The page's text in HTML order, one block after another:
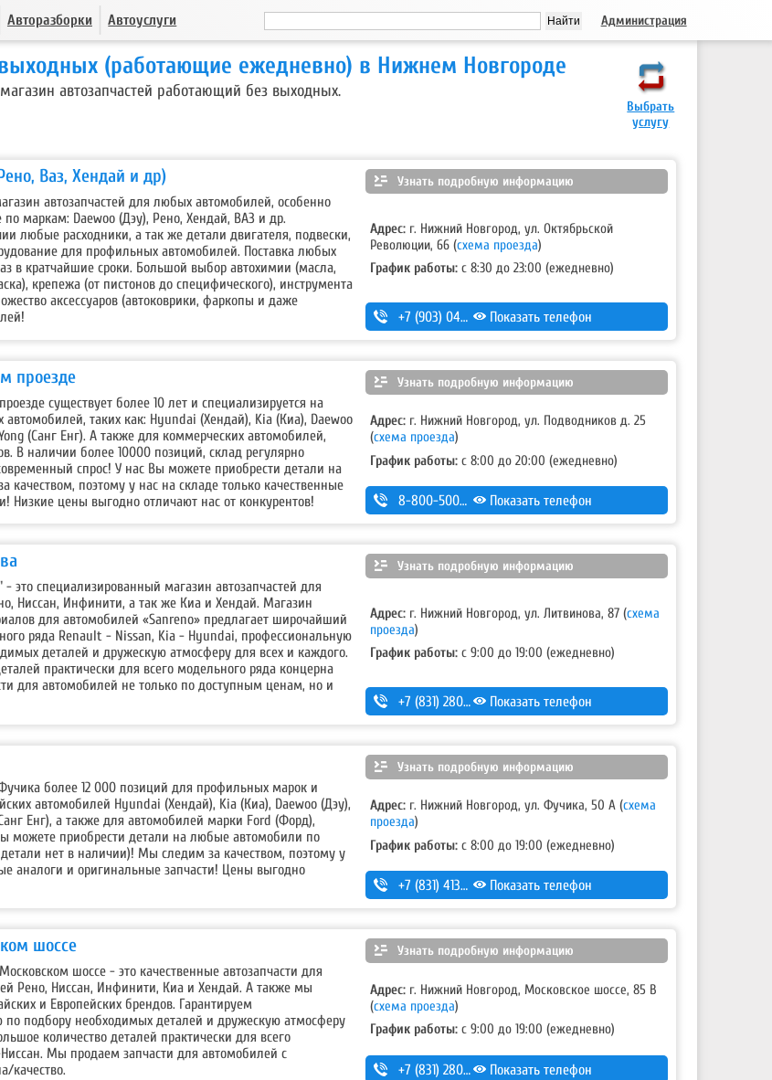
Авторазборки Автоуслуги Администрация
Выбрать
услугу
(работающие ежедневно) в Нижнем Новгороде
автозапчастей работающий без выходных.
Ваз, Хендай и др) Узнать подробную информацию
автозапчастей для любых автомобилей, особенно
маркам: Daewoo (Дэу), Рено, Хендай, ВАЗ и др.
любые расходники, а так же детали двигателя, подвески,
для профильных автомобилей. Поставка любых
в кратчайшие сроки. Большой выбор автохимии (масла,
крепежа (от пистонов до специфического), инструмента
аксессуаров (автоковрики, фаркопы и даже
Адрес: г. Нижний Новгород, ул. Октябрьской
Революции, 66 (схема проезда)
График работы: с 8:30 до 23:00 (ежедневно)
+7 (903) 044-33-55 ,+7 (952) 447-12-27
Показать телефон
проезде Узнать подробную информацию
существует более 10 лет и специализируется на
автомобилей, таких как: Hyundai (Хендай), Kia (Киа), Daewoo
(Санг Енг). А также для коммерческих автомобилей,
В наличии более 10000 позиций, склад регулярно
спрос! У нас Вы можете приобрести детали на
поэтому у нас на складе только качественные
Низкие цены выгодно отличают нас от конкурентов!
Адрес: г. Нижний Новгород, ул. Подводников д. 25
(схема проезда)
График работы: с 8:00 до 20:00 (ежедневно)
8-800-500-7-111 Показать телефон
Узнать подробную информацию
это специализированный магазин автозапчастей для
Ниссан, Инфинити, а так же Киа и Хендай. Магазин
для автомобилей «Sanreno» предлагает широчайший
ряда Renault - Nissan, Kia - Hyundai, профессиональную
деталей и дружескую атмосферу для всех и каждого.
практически для всего модельного ряда концерна
для автомобилей не только по доступным ценам, но и
Адрес: г. Нижний Новгород, ул. Литвинова, 87 (схема
проезда)
График работы: с 9:00 до 19:00 (ежедневно)
+7 (831) 280-69-88 Показать телефон
Узнать подробную информацию
более 12 000 позиций для профильных марок и
автомобилей Hyundai (Хендай), Kia (Киа), Daewoo (Дэу),
Енг), а также для автомобилей марки Ford (Форд),
можете приобрести детали на любые автомобили по
нет в наличии)! Мы следим за качеством, поэтому у
аналоги и оригинальные запчасти! Цены выгодно
Адрес: г. Нижний Новгород, ул. Фучика, 50 А (схема
проезда)
График работы: с 8:00 до 19:00 (ежедневно)
+7 (831) 413-13-73 Показать телефон
шоссе Узнать подробную информацию
шоссе - это качественные автозапчасти для
Рено, Ниссан, Инфинити, Киа и Хендай. А также мы
и Европейских брендов. Гарантируем
по подбору необходимых деталей и дружескую атмосферу
количество деталей практически для всего
Мы продаем запчасти для автомобилей с
качество.
Адрес: г. Нижний Новгород, Московское шоссе, 85 В
(схема проезда)
График работы: с 9:00 до 19:00 (ежедневно)
+7 (831) 280-69-88 Показать телефон